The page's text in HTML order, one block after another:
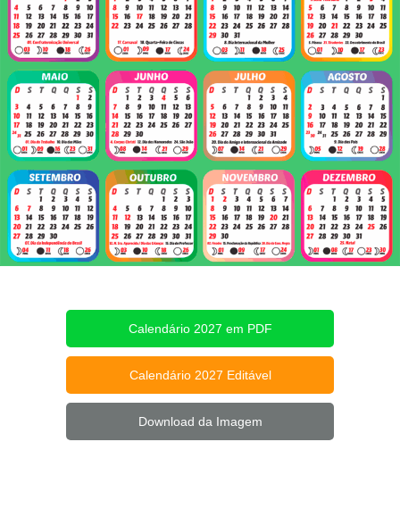
Calendário 2027 em PDF
Calendário 2027 Editável
Download da Imagem